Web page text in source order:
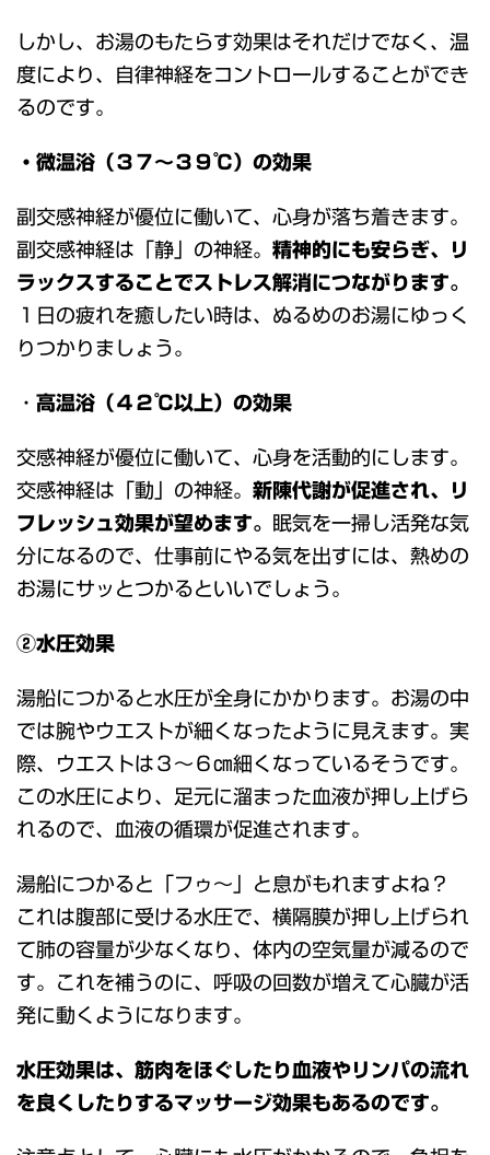
しかし、お湯のもたらす効果はそれだけでなく、温
度により、自律神経をコントロールすることができ
るのです。
・微温浴（３７～３９℃）の効果
副交感神経が優位に働いて、心身が落ち着きます。
副交感神経は「静」の神経。 精神的にも安らぎ、リ
ラックスすることでストレス解消につながります。
１日の疲れを癒したい時は、ぬるめのお湯にゆっく
りつかりましょう。
・ 高温浴（４２℃以上）の効果
交感神経が優位に働いて、心身を活動的にします。
交感神経は「動」の神経。 新陳代謝が促進され、リ
フレッシュ効果が望めます。
眠気を一掃し活発な気
分になるので、仕事前にやる気を出すには、熱めの
お湯にサッとつかるといいでしょう。
②水圧効果
湯船につかると水圧が全身にかかります。お湯の中
では腕やウエストが細くなったように見えます。実
際、ウエストは３～６㎝細くなっているそうです。
この水圧により、足元に溜まった血液が押し上げら
れるので、血液の循環が促進されます。
湯船につかると「フゥ～」と息がもれますよね？
これは腹部に受ける水圧で、横隔膜が押し上げられ
て肺の容量が少なくなり、体内の空気量が減るので
す。これを補うのに、呼吸の回数が増えて心臓が活
発に動くようになります。
水圧効果は、筋肉をほぐしたり血液やリンパの流れ
を良くしたりするマッサージ効果もあるのです。